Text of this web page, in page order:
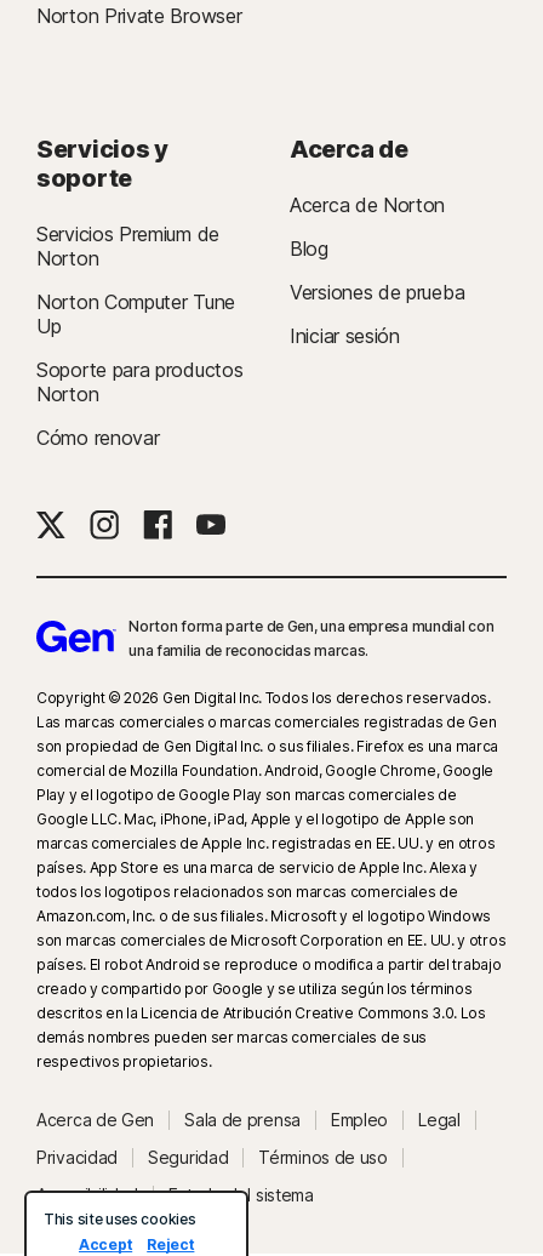
Norton Private Browser
Servicios y
soporte
Servicios Premium de
Norton
Norton Computer Tune
Up
Soporte para productos
Norton
Cómo renovar
Acerca de
Acerca de Norton
Blog
Versiones de prueba
Iniciar sesión
Norton forma parte de Gen, una empresa mundial con
una familia de reconocidas marcas.
Copyright © 2026 Gen Digital Inc. Todos los derechos reservados.
Las marcas comerciales o marcas comerciales registradas de Gen
son propiedad de Gen Digital Inc. o sus filiales. Firefox es una marca
comercial de Mozilla Foundation. Android, Google Chrome, Google
Play y el logotipo de Google Play son marcas comerciales de
Google LLC. Mac, iPhone, iPad, Apple y el logotipo de Apple son
marcas comerciales de Apple Inc. registradas en EE. UU. y en otros
países. App Store es una marca de servicio de Apple Inc. Alexa y
todos los logotipos relacionados son marcas comerciales de
Amazon.com, Inc. o de sus filiales. Microsoft y el logotipo Windows
son marcas comerciales de Microsoft Corporation en EE. UU. y otros
países. El robot Android se reproduce o modifica a partir del trabajo
creado y compartido por Google y se utiliza según los términos
descritos en la Licencia de Atribución Creative Commons 3.0. Los
demás nombres pueden ser marcas comerciales de sus
respectivos propietarios.
Acerca de Gen Sala de prensa Empleo
Legal
Privacidad
Seguridad
Términos de uso
Accesibilidad
Estado del sistema
This site uses cookies
Accept
Reject